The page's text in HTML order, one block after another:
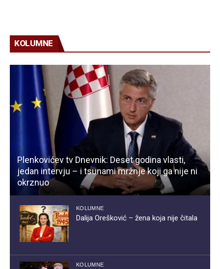
KOLUMNE
Plenkovićev tv Dnevnik: Deset godina vlasti,
jedan intervju – i tsunami mržnje koji ga nije ni
okrznuo
KOLUMNE
Dalija Orešković – žena koja nije čitala
KOLUMNE